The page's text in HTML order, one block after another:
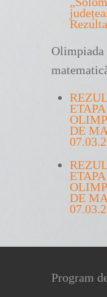
Olimpiada
DE
DE
Program